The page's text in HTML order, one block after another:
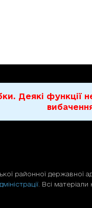
Деякі
районної державної
. Всі